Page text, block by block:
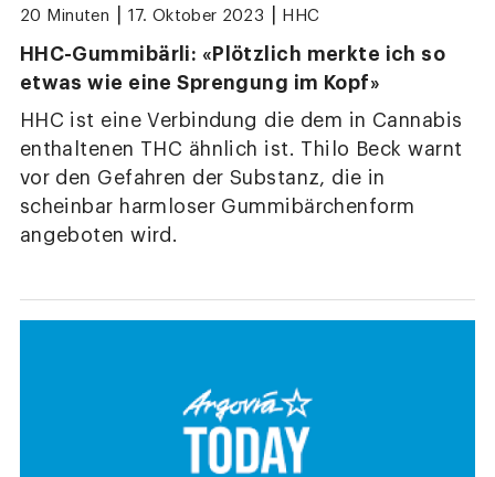
20 Minuten 17. Oktober 2023 HHC
HHC-Gummibärli: «Plötzlich merkte ich so
etwas wie eine Sprengung im Kopf»
HHC ist eine Verbindung die dem in Cannabis
enthaltenen THC ähnlich ist. Thilo Beck warnt
vor den Gefahren der Substanz, die in
scheinbar harmloser Gummibärchenform
angeboten wird.